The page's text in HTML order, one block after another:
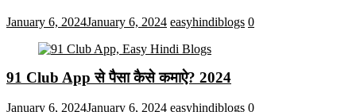
January 6, 2024January 6, 2024 easyhindiblogs 0
91 Club App से पैसा कैसे कमाऐ? 2024
January 6, 2024January 6, 2024 easyhindiblogs 0